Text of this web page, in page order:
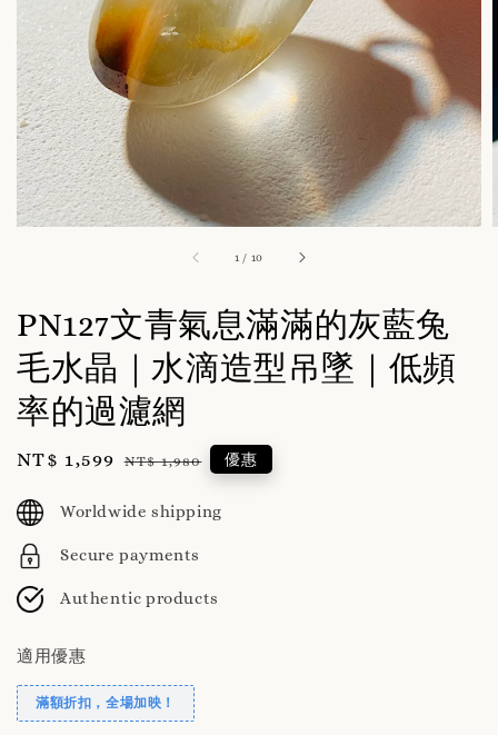
1 / 10
PN127文青氣息滿滿的灰藍兔
毛水晶｜水滴造型吊墜｜低頻
率的過濾網
Sale
NT$ 1,599 Regular
NT$ 1,980 優惠
Worldwide shipping
Secure payments
Authentic products
適用優惠
滿額折扣，全場加映！